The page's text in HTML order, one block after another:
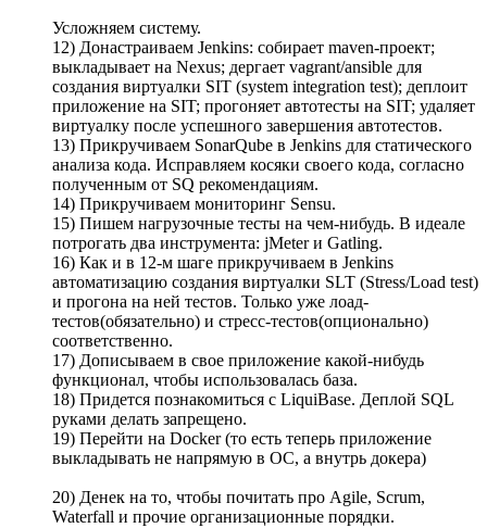
Усложняем систему.
12) Донастраиваем Jenkins: собирает maven-проект;
выкладывает на Nexus; дергает vagrant/ansible для
создания виртуалки SIT (system integration test); деплоит
приложение на SIT; прогоняет автотесты на SIT; удаляет
виртуалку после успешного завершения автотестов.
13) Прикручиваем SonarQube в Jenkins для статического
анализа кода. Исправляем косяки своего кода, согласно
полученным от SQ рекомендациям.
14) Прикручиваем мониторинг Sensu.
15) Пишем нагрузочные тесты на чем-нибудь. В идеале
потрогать два инструмента: jMeter и Gatling.
16) Как и в 12-м шаге прикручиваем в Jenkins
автоматизацию создания виртуалки SLT (Stress/Load test)
и прогона на ней тестов. Только уже лоад-
тестов(обязательно) и стресс-тестов(опционально)
соответственно.
17) Дописываем в свое приложение какой-нибудь
функционал, чтобы использовалась база.
18) Придется познакомиться с LiquiBase. Деплой SQL
руками делать запрещено.
19) Перейти на Docker (то есть теперь приложение
выкладывать не напрямую в ОС, а внутрь докера)
20) Денек на то, чтобы почитать про Agile, Scrum,
Waterfall и прочие организационные порядки.